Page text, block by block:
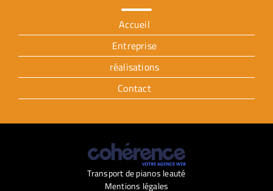
Accueil
Entreprise
réalisations
Contact
Transport de pianos leauté
Mentions légales